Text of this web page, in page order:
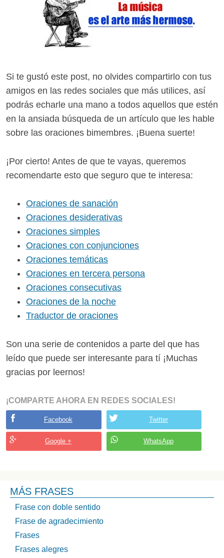
Si te gustó este post, no olvides compartirlo con tus
amigos en las redes sociales que más utilices, así
podrás echarle una mano a todos aquellos que estén
en la ansiada búsqueda de un artículo que les hable
sobre las oraciones bimembres. ¡Buena suerte!
¡Por cierto! Antes de que te vayas, queremos
recomendarte esto que seguro que te interesa:
Oraciones de sanación
Oraciones desiderativas
Oraciones simples
Oraciones con conjunciones
Oraciones temáticas
Oraciones en tercera persona
Oraciones consecutivas
Oraciones de la noche
Traductor de oraciones
Son una serie de contenidos a parte del que has
leído que puede ser interesante para tí ¡Muchas
gracias por leernos!
¡COMPARTE AHORA EN REDES SOCIALES!
Facebook Twitter
Google + WhatsApp
MÁS FRASES
Frase con doble sentido
Frase de agradecimiento
Frases
Frases alegres